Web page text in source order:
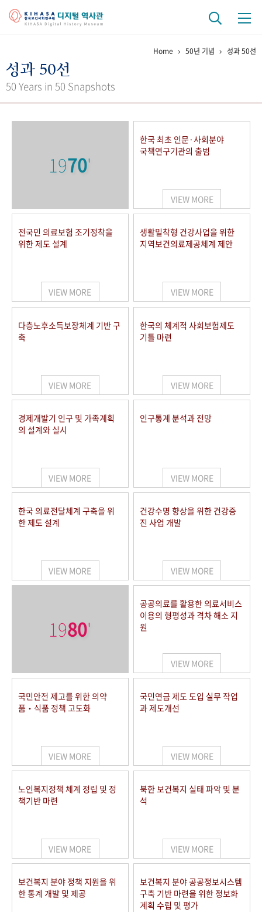
걸어온 길 기관 변천사
키워드로 보는 연구 역사
연구자들
사진 아카이브 문서 기록물 행정박물 영상 기록물
50+1 주년 기념
세계와 함께 한 KIHASA
VR 역사관
Home 50년 기념 성과 50선
성과 50선
50 Years in 50 Snapshots
1970'
한국 최초 인문·사회분야
국책연구기관의 출범
VIEW MORE
전국민 의료보험 조기정착을
위한 제도 설계
VIEW MORE
생활밀착형 건강사업을 위한
지역보건의료제공체계 제안
VIEW MORE
다층노후소득보장체계 기반 구
축
VIEW MORE
한국의 체계적 사회보험제도
기틀 마련
VIEW MORE
경제개발기 인구 및 가족계획
의 설계와 실시
VIEW MORE
인구통계 분석과 전망
VIEW MORE
한국 의료전달체계 구축을 위
한 제도 설계
VIEW MORE
건강수명 향상을 위한 건강증
진 사업 개발
VIEW MORE
1980'
공공의료를 활용한 의료서비스
이용의 형평성과 격차 해소 지
원
VIEW MORE
국민안전 제고를 위한 의약
품‧식품 정책 고도화
VIEW MORE
국민연금 제도 도입 실무 작업
과 제도개선
VIEW MORE
노인복지정책 체계 정립 및 정
책기반 마련
VIEW MORE
북한 보건복지 실태 파악 및 분
석
VIEW MORE
보건복지 분야 정책 지원을 위
한 통계 개발 및 제공
보건복지 분야 공공정보시스템
구축 기반 마련을 위한 정보화
계획 수립 및 평가